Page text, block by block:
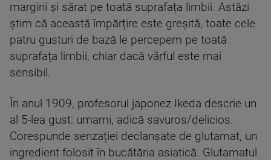
margini și sărat pe toată suprafața limbii. Astăzi
știm că această împărțire este greșită, toate cele
patru gusturi de bază le percepem pe toată
suprafața limbii, chiar dacă vârful este mai
sensibil.
În anul 1909, profesorul japonez Ikeda descrie un
al 5-lea gust: umami, adică savuros/delicios.
Corespunde senzației declanșate de glutamat, un
ingredient folosit în bucătăria asiatică. Glutamatul